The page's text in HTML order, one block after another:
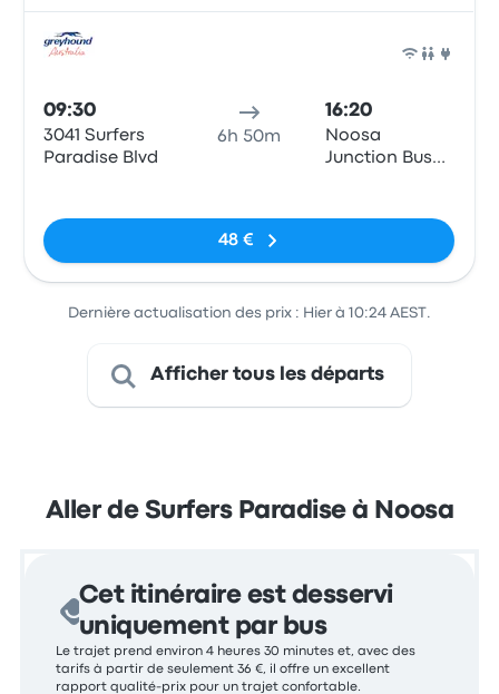
09:30
3041 Surfers
Paradise Blvd
6h 50m
16:20
Noosa
Junction Bus
48 €
Dernière actualisation des prix : Hier à 10:24 AEST.
Afficher tous les départs
Aller de Surfers Paradise à Noosa
Cet itinéraire est desservi
uniquement par bus
Le trajet prend environ 4 heures 30 minutes et, avec des
tarifs à partir de seulement 36 €, il offre un excellent
rapport qualité-prix pour un trajet confortable.